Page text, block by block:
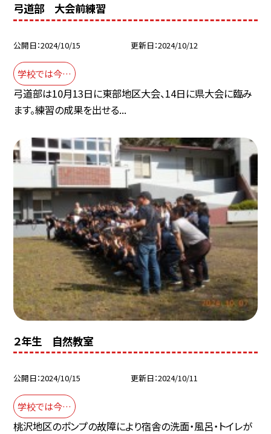
弓道部 大会前練習
公開日 2024/10/15 更新日 2024/10/12
学校では今…
弓道部は10月13日に東部地区大会、14日に県大会に臨み
ます。練習の成果を出せる...
２年生 自然教室
公開日 2024/10/15 更新日 2024/10/11
学校では今…
桃沢地区のポンプの故障により宿舎の洗面・風呂・トイレが